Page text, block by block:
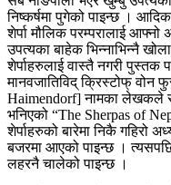
निष्कर्षमा पुगेको पाइन्छ ।
शेर्पा मौलिक परम्परालाई
उपत्यका बाहेक भिन्नाभिन्नै
शेर्पाहरुलाई वास्तै नगरी पुस्तक
मानवजातिविद् क्रिस्टोफ् वोन
Haimendorf] नामका लेखकले
भनिएको “The Sherpas of
शेर्पाहरुको बारेमा निकै गहिरो
बजरमा आएको पाइन्छ ।
लहरनै चालेको पाइन्छ ।